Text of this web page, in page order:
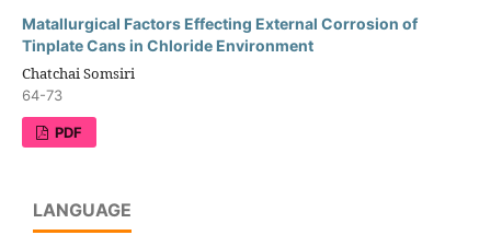
Matallurgical Factors Effecting External Corrosion of
Tinplate Cans in Chloride Environment
Chatchai Somsiri
64-73
PDF
LANGUAGE